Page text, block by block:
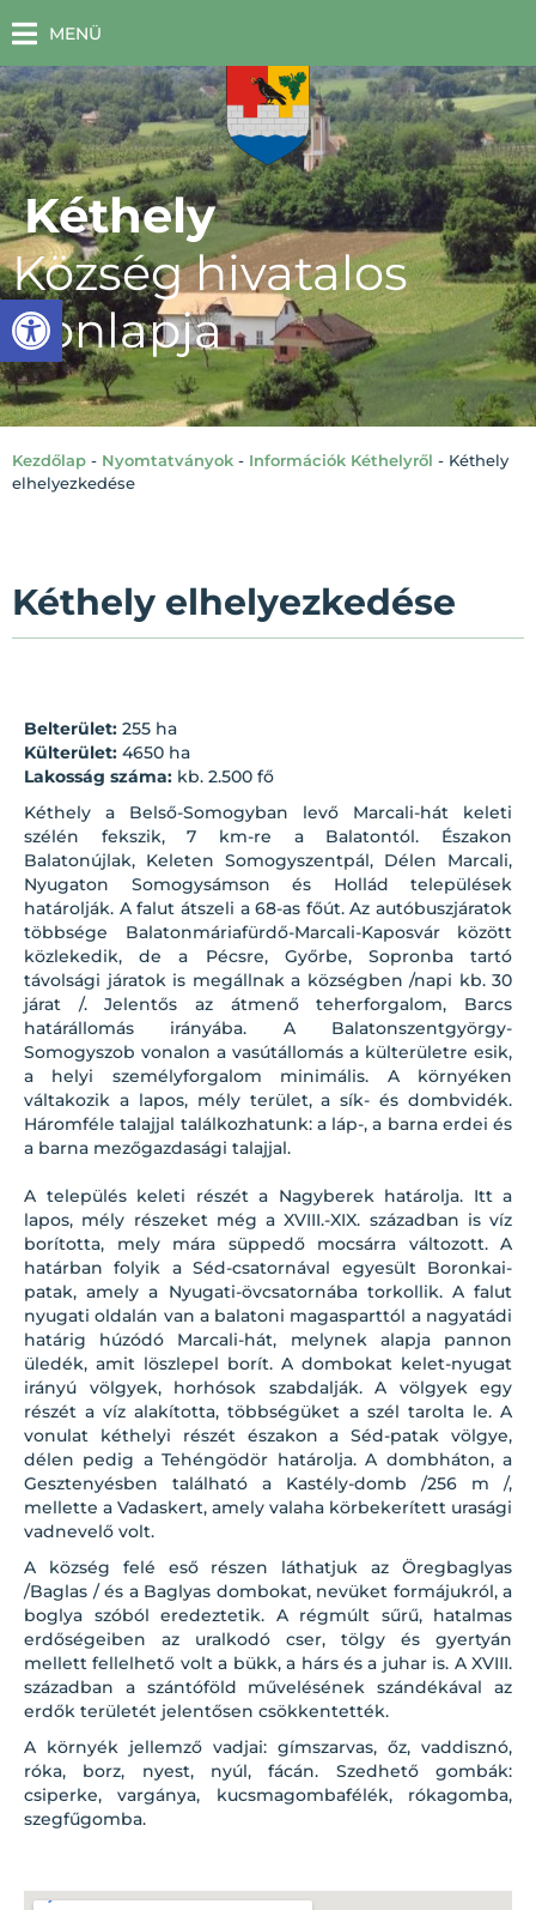
Eszköztár megnyitása
MENÜ
Kéthely
Község hivatalos
honlapja
Kezdőlap - Nyomtatványok - Információk Kéthelyről - Kéthely
elhelyezkedése
Kéthely elhelyezkedése
Belterület: 255 ha
Külterület: 4650 ha
Lakosság száma: kb. 2.500 fő
Kéthely a Belső-Somogyban levő Marcali-hát keleti
szélén fekszik, 7 km-re a Balatontól. Északon
Balatonújlak, Keleten Somogyszentpál, Délen Marcali,
Nyugaton Somogysámson és Hollád települések
határolják. A falut átszeli a 68-as főút. Az autóbuszjáratok
többsége Balatonmáriafürdő-Marcali-Kaposvár között
közlekedik, de a Pécsre, Győrbe, Sopronba tartó
távolsági járatok is megállnak a községben /napi kb. 30
járat /. Jelentős az átmenő teherforgalom, Barcs
határállomás irányába. A Balatonszentgyörgy-
Somogyszob vonalon a vasútállomás a külterületre esik,
a helyi személyforgalom minimális. A környéken
váltakozik a lapos, mély terület, a sík- és dombvidék.
Háromféle talajjal találkozhatunk: a láp-, a barna erdei és
a barna mezőgazdasági talajjal.
A település keleti részét a Nagyberek határolja. Itt a
lapos, mély részeket még a XVIII.-XIX. században is víz
borította, mely mára süppedő mocsárra változott. A
határban folyik a Séd-csatornával egyesült Boronkai-
patak, amely a Nyugati-övcsatornába torkollik. A falut
nyugati oldalán van a balatoni magasparttól a nagyatádi
határig húzódó Marcali-hát, melynek alapja pannon
üledék, amit löszlepel borít. A dombokat kelet-nyugat
irányú völgyek, horhósok szabdalják. A völgyek egy
részét a víz alakította, többségüket a szél tarolta le. A
vonulat kéthelyi részét északon a Séd-patak völgye,
délen pedig a Tehéngödör határolja. A dombháton, a
Gesztenyésben található a Kastély-domb /256 m /,
mellette a Vadaskert, amely valaha körbekerített urasági
vadnevelő volt.
A község felé eső részen láthatjuk az Öregbaglyas
/Baglas / és a Baglyas dombokat, nevüket formájukról, a
boglya szóból eredeztetik. A régmúlt sűrű, hatalmas
erdőségeiben az uralkodó cser, tölgy és gyertyán
mellett fellelhető volt a bükk, a hárs és a juhar is. A XVIII.
században a szántóföld művelésének szándékával az
erdők területét jelentősen csökkentették.
A környék jellemző vadjai: gímszarvas, őz, vaddisznó,
róka, borz, nyest, nyúl, fácán. Szedhető gombák:
csiperke, vargánya, kucsmagombafélék, rókagomba,
szegfűgomba.